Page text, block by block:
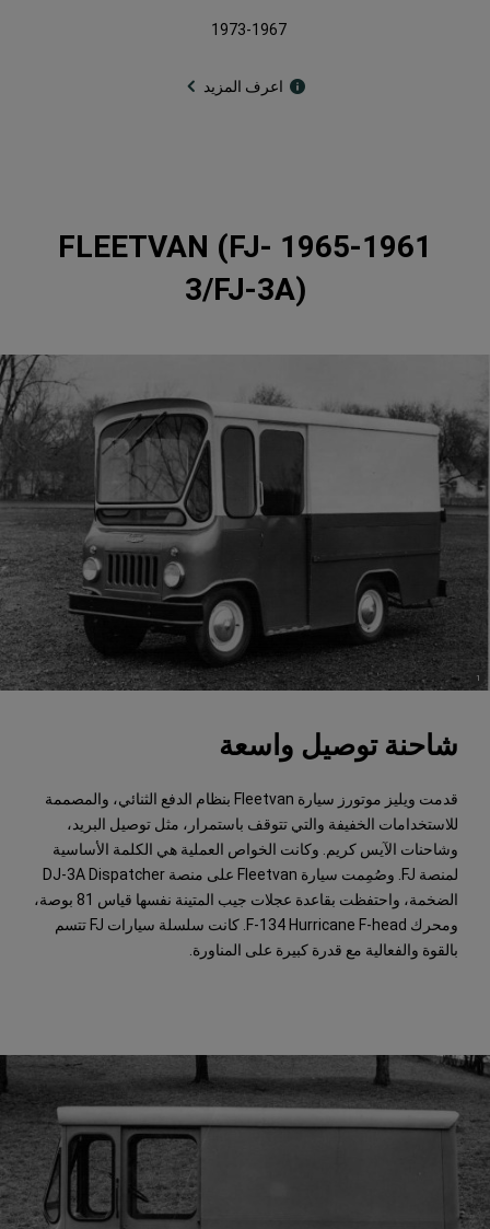
1973-1967
اعرف المزيد
1965-1961 FLEETVAN (FJ-
3/FJ-3A)
شاحنة توصيل واسعة
قدمت ويليز موتورز سيارة Fleetvan بنظام الدفع الثنائي، والمصممة
للاستخدامات الخفيفة والتي تتوقف باستمرار، مثل توصيل البريد،
وشاحنات الآيس كريم. وكانت الخواص العملية هي الكلمة الأساسية
لمنصة FJ. وصُمِمت سيارة Fleetvan على منصة DJ-3A Dispatcher
الضخمة، واحتفظت بقاعدة عجلات جيب المتينة نفسها قياس 81 بوصة،
ومحرك F-134 Hurricane F-head. كانت سلسلة سيارات FJ تتسم
بالقوة والفعالية مع قدرة كبيرة على المناورة.
Disclosure
1